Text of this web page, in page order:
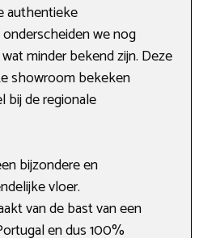
authentieke
we nog
minder bekend zijn. Deze
showroom bekeken
bij de regionale
bijzondere en
vloer.
van de bast van een
en dus 100%